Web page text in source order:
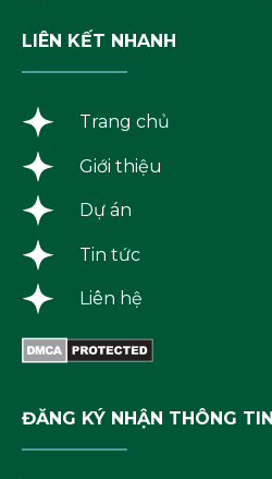
LIÊN KẾT NHANH
Trang chủ
Giới thiệu
Dự án
Tin tức
Liên hệ
ĐĂNG KÝ NHẬN THÔNG TIN